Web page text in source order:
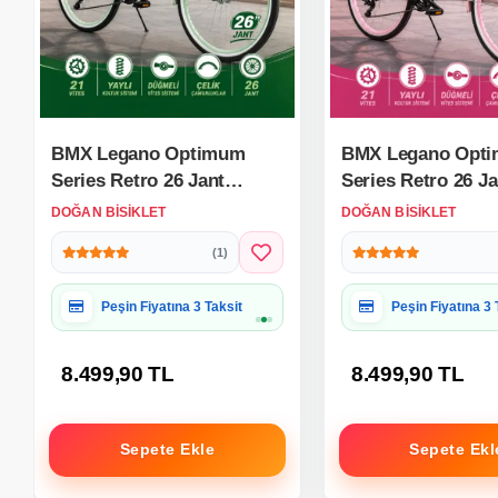
BMX Legano Optimum
Series Retro 26 Jant
Bisiklet Yeşil - 21 Vites 26
Jant Bisiklet
DOĞAN BISIKLET
(1)
Hediye Paketine Uygun
8.499,90 TL
Sepete Ekle
BMX Legano
Series Retro 26
Bisiklet Pembe -
26 Jant Bisiklet
DOĞAN BISIKLET
Hediye Paketine
8.499,90 TL
Sepete